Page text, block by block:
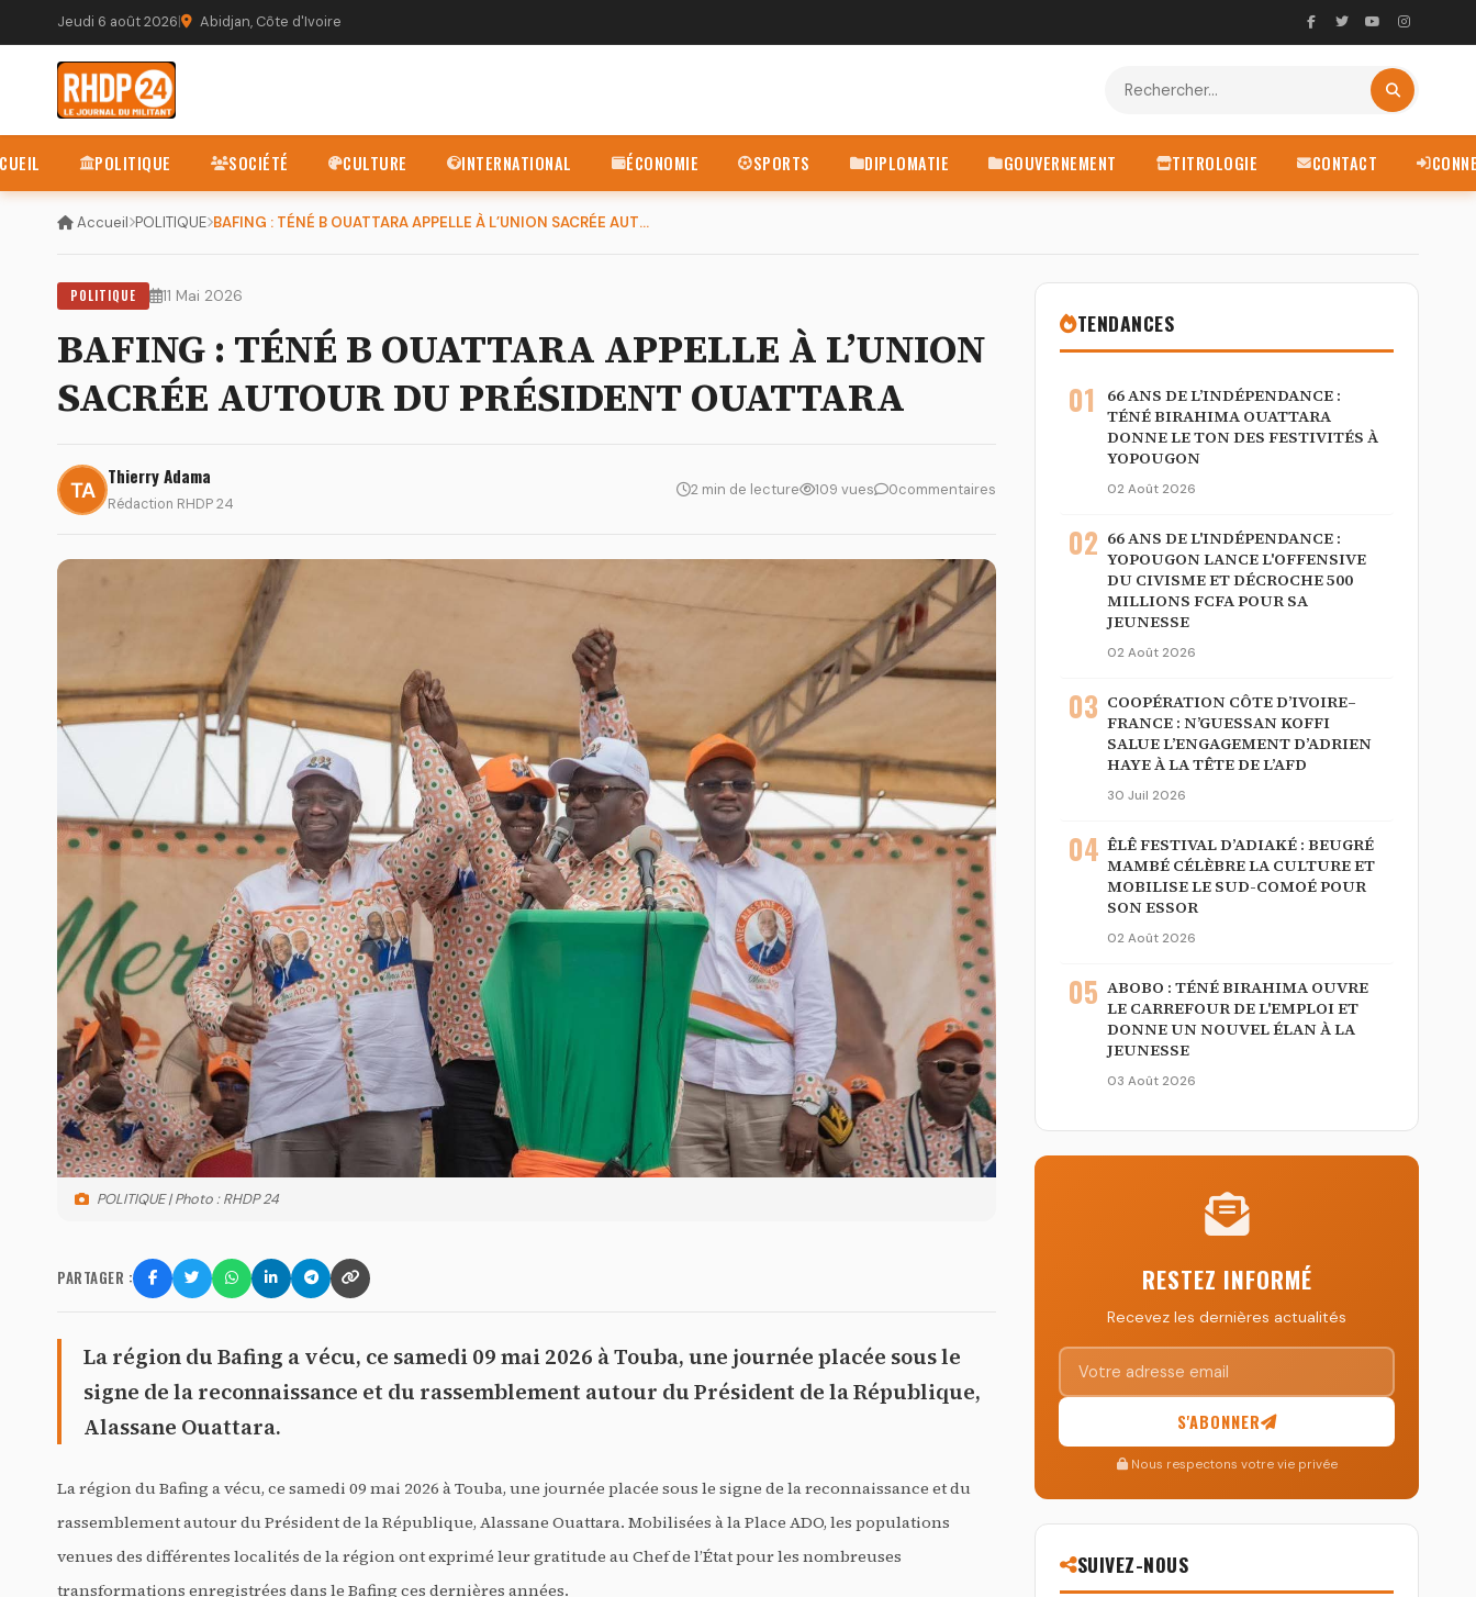
Jeudi 6 août 2026| Abidjan, Côte d'Ivoire
POLITIQUE SOCIÉTÉ CULTURE INTERNATIONAL ÉCONOMIE SPORTS DIPLOMATIE GOUVERNEMENT TITROLOGIE CONTACT
Accueil POLITIQUE BAFING : TÉNÉ B OUATTARA APPELLE À L’UNION SACRÉE AUTOUR DU ...
POLITIQUE 11 Mai 2026
BAFING : TÉNÉ B OUATTARA APPELLE À L’UNION
SACRÉE AUTOUR DU PRÉSIDENT OUATTARA
Thierry Adama
Rédaction RHDP 24
2 min de lecture 109 vues 0commentaires
POLITIQUE | Photo : RHDP 24
PARTAGER :
La région du Bafing a vécu, ce samedi 09 mai 2026 à Touba, une journée placée sous le
signe de la reconnaissance et du rassemblement autour du Président de la République,
Alassane Ouattara.
La région du Bafing a vécu, ce samedi 09 mai 2026 à Touba, une journée placée sous le signe de la reconnaissance et du
rassemblement autour du Président de la République, Alassane Ouattara. Mobilisées à la Place ADO, les populations
venues des différentes localités de la région ont exprimé leur gratitude au Chef de l’État pour les nombreuses
transformations enregistrées dans le Bafing ces dernières années.
TENDANCES
01
66 ANS DE L’INDÉPENDANCE :
TÉNÉ BIRAHIMA OUATTARA
DONNE LE TON DES FESTIVITÉS À
YOPOUGON
02 Août 2026
02 66 ANS DE L'INDÉPENDANCE :
YOPOUGON LANCE L'OFFENSIVE
DU CIVISME ET DÉCROCHE 500
MILLIONS FCFA POUR SA
JEUNESSE
02 Août 2026
03 COOPÉRATION CÔTE D’IVOIRE–
FRANCE : N’GUESSAN KOFFI
SALUE L’ENGAGEMENT D’ADRIEN
HAYE À LA TÊTE DE L’AFD
30 Juil 2026
04 ÊLÊ FESTIVAL D’ADIAKÉ : BEUGRÉ
MAMBÉ CÉLÈBRE LA CULTURE ET
MOBILISE LE SUD-COMOÉ POUR
SON ESSOR
02 Août 2026
05 ABOBO : TÉNÉ BIRAHIMA OUVRE
LE CARREFOUR DE L'EMPLOI ET
DONNE UN NOUVEL ÉLAN À LA
JEUNESSE
03 Août 2026
RESTEZ INFORMÉ
Recevez les dernières actualités
S'ABONNER
Nous respectons votre vie privée
SUIVEZ-NOUS